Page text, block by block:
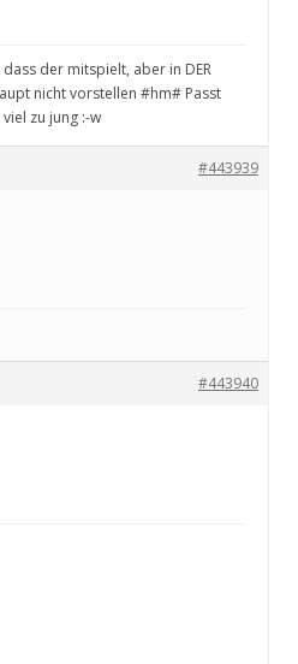
der mitspielt, aber in DER
nicht vorstellen #hm# Passt
zu jung :-w
#443939
#443940